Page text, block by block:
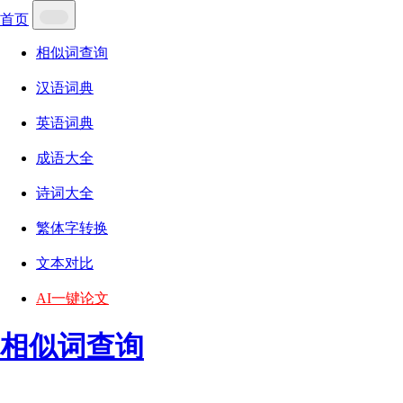
首页
相似词查询
汉语词典
英语词典
成语大全
诗词大全
繁体字转换
文本对比
AI一键论文
相似词查询